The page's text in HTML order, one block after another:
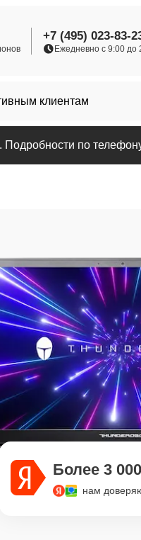
+7 (495) 023-83-
Ежедневно с 9:00 до
клиентам
по
Более 3
нам